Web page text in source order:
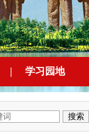
| 学习园地